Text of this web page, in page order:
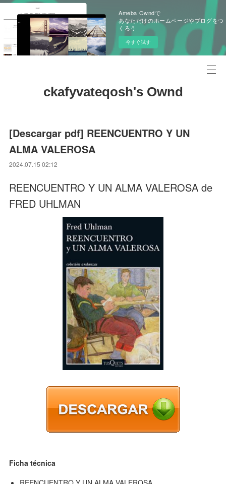
Ameba Owndで
あなただけのホームページやブログをつ
くろう
今すぐ試す
ckafyvateqosh's Ownd
[Descargar pdf] REENCUENTRO Y UN
ALMA VALEROSA
2024.07.15 02:12
REENCUENTRO Y UN ALMA VALEROSA de
FRED UHLMAN
Ficha técnica